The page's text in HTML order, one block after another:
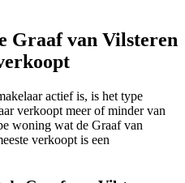
Graaf van Vilsteren
actief is, is het type
verkoopt meer of minder van
woning wat de Graaf van
verkoopt is een